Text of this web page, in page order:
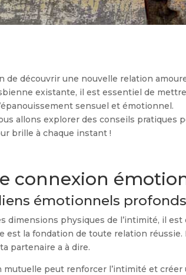
de découvrir une nouvelle relation
existante, il est essentiel de
sensuel et émotionnel.
allons explorer des conseils
brille à chaque instant !
connexion
émotionnels
dimensions physiques de l’intimité, il
est la fondation de toute relation
partenaire a à dire.
mutuelle peut renforcer l’intimité et